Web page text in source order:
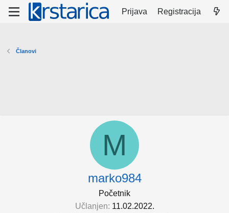
Prijava Registracija
Članovi
M
marko984
Početnik
Učlanjen 11.02.2022.